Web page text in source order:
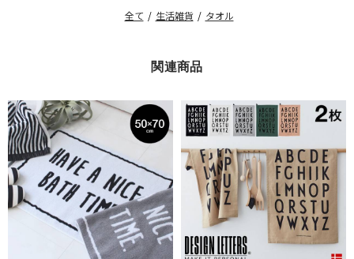
全て / 生活雑貨 / タオル
関連商品